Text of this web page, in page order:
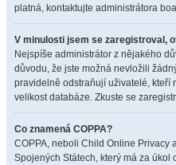
platná, kontaktujte administrátora
V minulosti jsem se zaregistroval,
Nejspíše administrátor z nějakého
důvodu, že jste možná nevložili
pravidelně odstraňují uživatelé, kteří
velikost databáze. Zkuste se
Co znamená COPPA?
COPPA, neboli Child Online Privacy
Spojených Státech, který má za úkol